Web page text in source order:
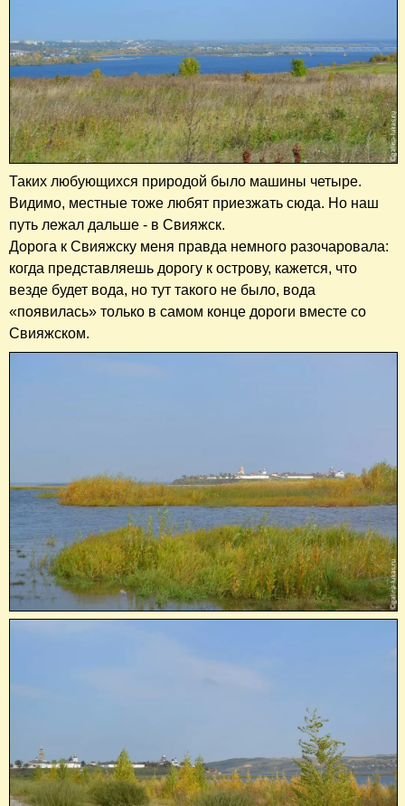
Таких любующихся природой было машины четыре.
Видимо, местные тоже любят приезжать сюда. Но наш
путь лежал дальше - в Свияжск.
Дорога к Свияжску меня правда немного разочаровала:
когда представляешь дорогу к острову, кажется, что
везде будет вода, но тут такого не было, вода
«появилась» только в самом конце дороги вместе со
Свияжском.